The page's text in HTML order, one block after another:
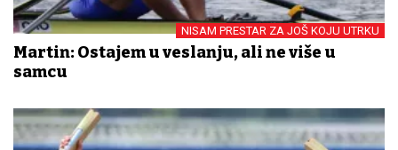
NISAM PRESTAR ZA JOŠ KOJU UTRKU
Martin: Ostajem u veslanju, ali ne više u
samcu